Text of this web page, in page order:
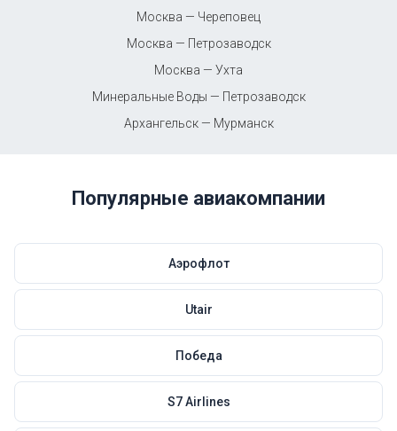
Москва — Череповец
Москва — Петрозаводск
Москва — Ухта
Минеральные Воды — Петрозаводск
Архангельск — Мурманск
Популярные авиакомпании
Аэрофлот
Utair
Победа
S7 Airlines